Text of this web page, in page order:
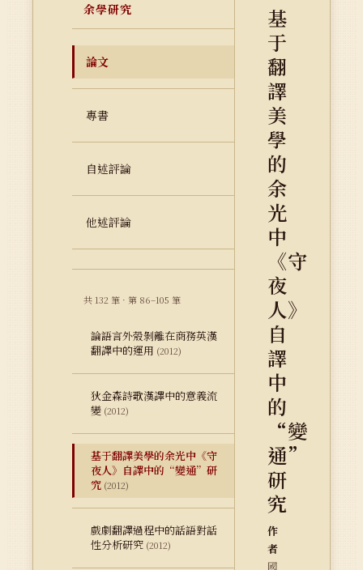
余學研究
論文
專書
自述評論
他述評論
共 132 筆 · 第 86–105 筆
論語言外殼剝離在商務英漢
翻譯中的運用 (2012)
狄金森詩歌漢譯中的意義流
變 (2012)
基于翻譯美學的余光中《守
夜人》自譯中的“變通”研
究 (2012)
戲劇翻譯過程中的話語對話
性分析研究 (2012)
基
于
翻
譯
美
學
的
余
光
中
《守
夜
人》
自
譯
中
的
“變
通”
研
究
作
者
國